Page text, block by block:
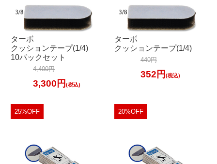
ターボ
クッションテープ(1/4)
10パックセット
4,400円
3,300円 (税込)
ターボ
クッションテープ(1/4)
440円
352円(税込)
25%OFF 20%OFF